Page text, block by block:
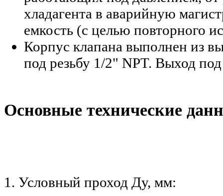
хладагента в аварийную
емкость (с целью повторного
Корпус клапана выполнен из
под резьбу 1/2" NPT. Выход
Основные технические
1. Условный проход Ду, мм: